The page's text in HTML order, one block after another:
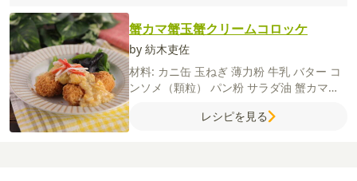
蟹カマ蟹玉蟹クリームコロッケ
by 紡木吏佐
材料: カニ缶 玉ねぎ 薄力粉 牛乳 バター コ
ンソメ（顆粒） パン粉 サラダ油 蟹カマ
【B】水しょうゆ
レシピを見る